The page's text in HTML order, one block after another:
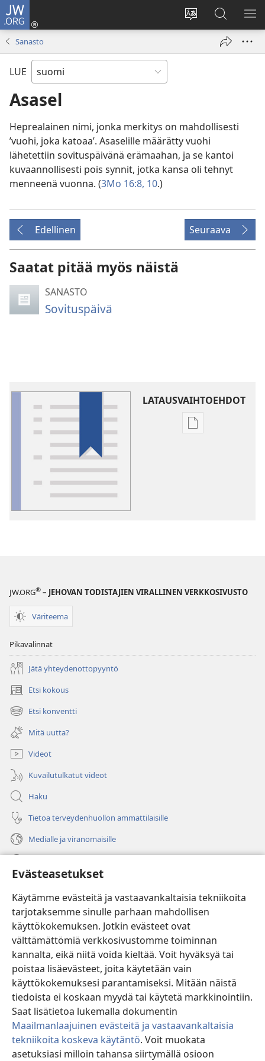
Evästeasetukset
Käytämme evästeitä ja vastaavankaltaisia tekniikoita
tarjotaksemme sinulle parhaan mahdollisen
käyttökokemuksen. Jotkin evästeet ovat
välttämättömiä verkkosivustomme toiminnan
kannalta, eikä niitä voida kieltää. Voit hyväksyä tai
poistaa lisäevästeet, joita käytetään vain
käyttökokemuksesi parantamiseksi. Mitään näistä
tiedoista ei koskaan myydä tai käytetä markkinointiin.
Saat lisätietoa lukemalla dokumentin
Maailmanlaajuinen evästeitä ja vastaavankaltaisia
tekniikoita koskeva käytäntö. Voit muokata
asetuksiasi milloin tahansa siirtymällä osioon
JW.ORG
Vaihda
sivuston
Kirjaudu
(avaa
Hae
JW.ORG-
sivustolta
Sanasto
LUE
Asasel
Heprealainen nimi, jonka merkitys on mahdollisesti
’vuohi, joka katoaa’. Asaselille määrätty vuohi
lähetettiin sovituspäivänä erämaahan, ja se kantoi
kuvaannollisesti pois synnit, jotka kansa oli tehnyt
menneenä vuonna. (3Mo 16:8, 10.)
Edellinen Seuraava
Saatat pitää myös näistä
SANASTO
Sovituspäivä
LATAUSVAIHTOEHDOT
Julkaisujen
JW.ORG® – JEHOVAN TODISTAJIEN VIRALLINEN VERKKOSIVUSTO
Väriteema
Pikavalinnat
Jätä yhteydenottopyyntö
Etsi kokous
(avaa
uuden
ikkunan)
Etsi konventti
(avaa
uuden
ikkunan)
Mitä uutta?
Videot
Kuvailutulkatut videot
Haku
Tietoa terveydenhuollon ammattilaisille
Medialle ja viranomaisille
(avaa
uuden
ikkunan)Vartiotornin VERKKOKIRJASTO
(avaa
uuden
ikkunan)JW Hub ®
(avaa
uuden
ikkunan)
®
Watchtower Library